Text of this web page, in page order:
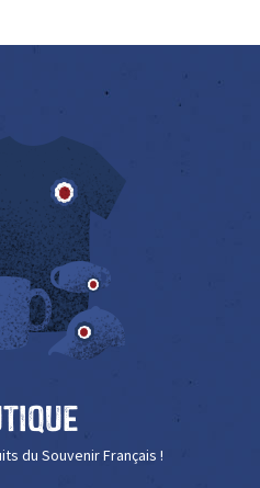
du Souvenir Français !